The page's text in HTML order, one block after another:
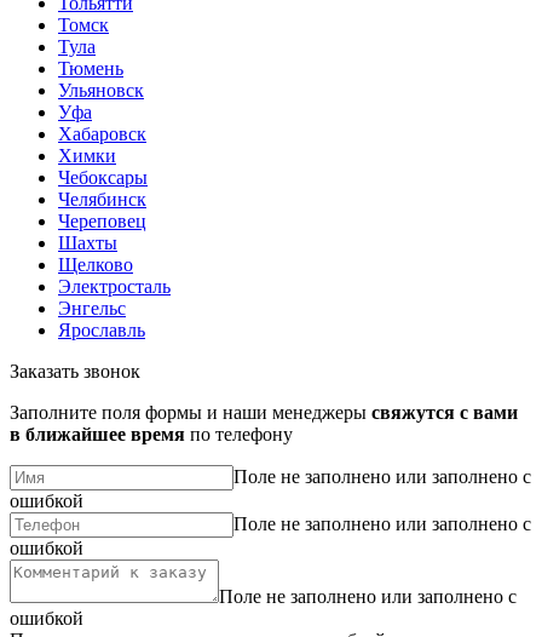
Томск
Тула
Тюмень
Ульяновск
Уфа
Хабаровск
Химки
Чебоксары
Челябинск
Череповец
Шахты
Щелково
Электросталь
Энгельс
Ярославль
Заказать звонок
Заполните поля формы и наши менеджеры свяжутся с вами
в ближайшее время по телефону
Поле не заполнено или заполнено с
ошибкой
Поле не заполнено или заполнено с
ошибкой
Поле не заполнено или заполнено с
ошибкой